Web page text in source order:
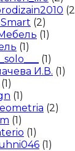
(2
(2)
(1)
(1)
(1)
И.В. (1)
(1)
(1)
(2)
(1)
(1)
(1)